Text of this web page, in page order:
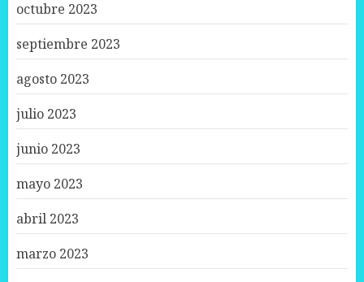
octubre 2023
septiembre 2023
agosto 2023
julio 2023
junio 2023
mayo 2023
abril 2023
marzo 2023